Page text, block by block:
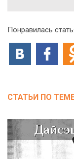
Понравилась
СТАТЬИ ПО